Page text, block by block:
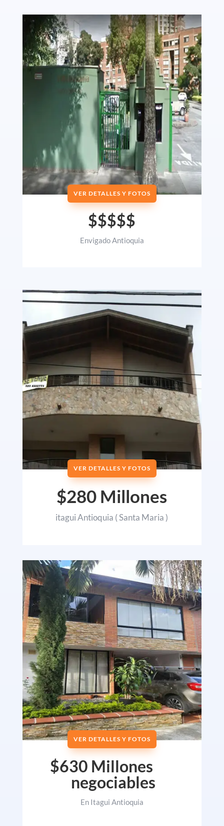
VER DETALLES Y FOTOS
$$$$$
Envigado Antioquia
VER DETALLES Y FOTOS
$280 Millones
itagui Antioquia ( Santa Maria )
VER DETALLES Y FOTOS
$630 Millones
negociables
En Itagui Antioquia